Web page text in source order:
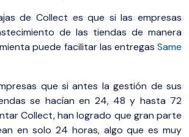
de Collect es que si las empresas
de las tiendas de manera
puede facilitar las entregas Same
que si antes la gestión de sus
se hacían en 24, 48 y hasta 72
Collect, han logrado que gran parte
en solo 24 horas, algo que es muy